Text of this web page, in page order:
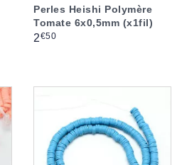
Perles Heishi Polymère
Tomate 6x0,5mm (x1fil)
Prix
2€50